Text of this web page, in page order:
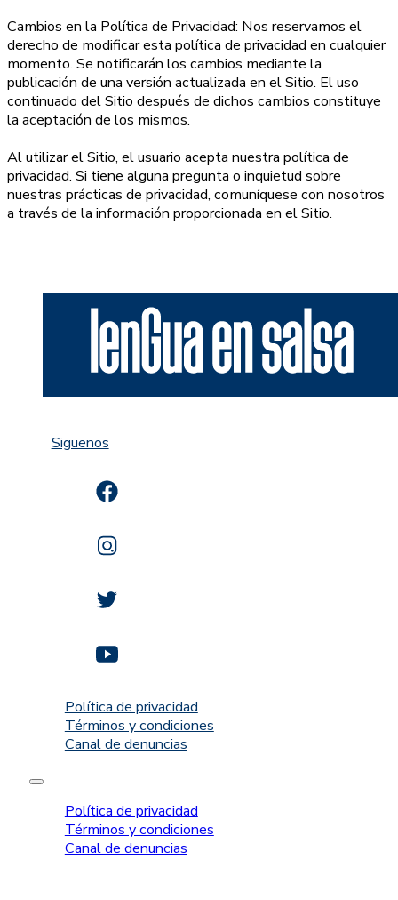
Cambios en la Política de Privacidad: Nos reservamos el
derecho de modificar esta política de privacidad en cualquier
momento. Se notificarán los cambios mediante la
publicación de una versión actualizada en el Sitio. El uso
continuado del Sitio después de dichos cambios constituye
la aceptación de los mismos.
Al utilizar el Sitio, el usuario acepta nuestra política de
privacidad. Si tiene alguna pregunta o inquietud sobre
nuestras prácticas de privacidad, comuníquese con nosotros
a través de la información proporcionada en el Sitio.
Siguenos
Política de privacidad
Términos y condiciones
Canal de denuncias
Política de privacidad
Términos y condiciones
Canal de denuncias